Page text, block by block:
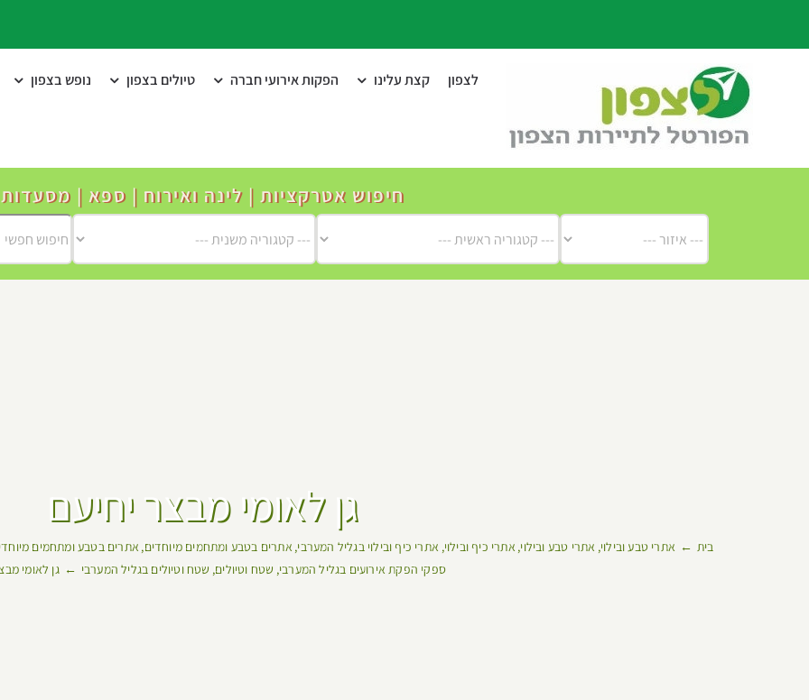
לצפון קצת עלינו הפקות אירועי חברה טיולים בצפון נופש בצפון
חיפוש אטרקציות | לינה ואירוח | ספא | מסעדות
גן לאומי מבצר יחיעם
בית אתרי טבע ובילוי אתרי טבע ובילוי אתרי כיף ובילוי אתרי כיף ובילוי בגליל המערבי אתרים בטבע ומתחמים מיוחדים אתרים בטבע ומתחמים
ספקי הפקת אירועים בגליל המערבי שטח וטיולים שטח וטיולים בגליל המערבי גן לאומי